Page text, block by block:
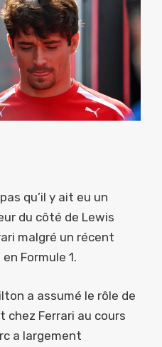
qu’il y ait eu un
du côté de Lewis
malgré un récent
Formule 1.
a assumé le rôle de
Ferrari au cours
a largement